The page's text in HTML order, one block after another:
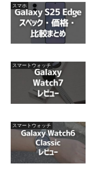
スマホ
スマートウォッチ
スマートウォッチ